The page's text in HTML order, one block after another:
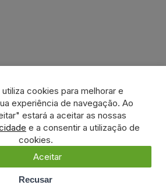
cookies para melhorar e
experiência de navegação. Ao
estará a aceitar as nossas
e a consentir a utilização de
cookies.
Aceitar
Recusar